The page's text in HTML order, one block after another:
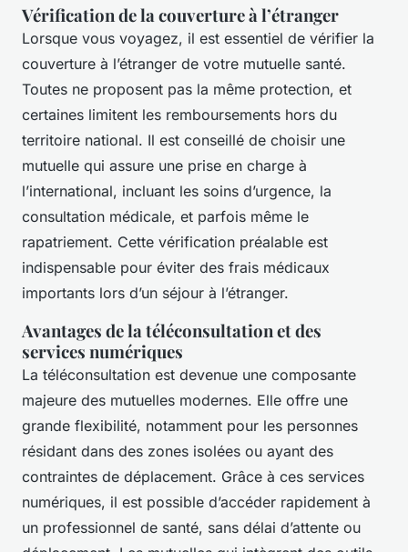
Vérification de la couverture à l’étranger
Lorsque vous voyagez, il est essentiel de vérifier la
couverture à l’étranger de votre mutuelle santé.
Toutes ne proposent pas la même protection, et
certaines limitent les remboursements hors du
territoire national. Il est conseillé de choisir une
mutuelle qui assure une prise en charge à
l’international, incluant les soins d’urgence, la
consultation médicale, et parfois même le
rapatriement. Cette vérification préalable est
indispensable pour éviter des frais médicaux
importants lors d’un séjour à l’étranger.
Avantages de la téléconsultation et des
services numériques
La téléconsultation est devenue une composante
majeure des mutuelles modernes. Elle offre une
grande flexibilité, notamment pour les personnes
résidant dans des zones isolées ou ayant des
contraintes de déplacement. Grâce à ces services
numériques, il est possible d’accéder rapidement à
un professionnel de santé, sans délai d’attente ou